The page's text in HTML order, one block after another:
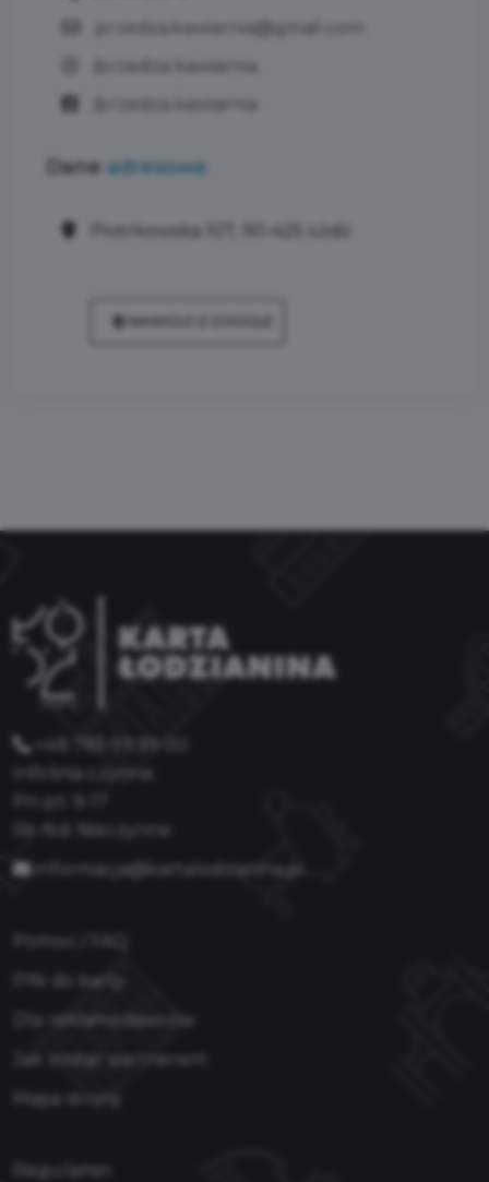
Dane adresowe
+48 785 99 99 00
Infolinia czynna:
Sb-Nd: Nieczynne
informacja@kartalodzianina.pl
PIN do karty
Dla reklamodawców
Jak zostać partnerem
Mapa strony
Regulamin